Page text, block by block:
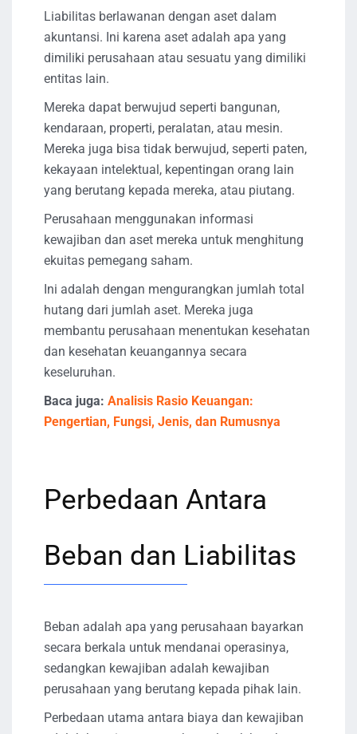
Liabilitas berlawanan dengan aset dalam
akuntansi. Ini karena aset adalah apa yang
dimiliki perusahaan atau sesuatu yang dimiliki
entitas lain.
Mereka dapat berwujud seperti bangunan,
kendaraan, properti, peralatan, atau mesin.
Mereka juga bisa tidak berwujud, seperti paten,
kekayaan intelektual, kepentingan orang lain
yang berutang kepada mereka, atau piutang.
Perusahaan menggunakan informasi
kewajiban dan aset mereka untuk menghitung
ekuitas pemegang saham.
Ini adalah dengan mengurangkan jumlah total
hutang dari jumlah aset. Mereka juga
membantu perusahaan menentukan kesehatan
dan kesehatan keuangannya secara
keseluruhan.
Baca juga: Analisis Rasio Keuangan:
Pengertian, Fungsi, Jenis, dan Rumusnya
Perbedaan Antara
Beban dan Liabilitas
Beban adalah apa yang perusahaan bayarkan
secara berkala untuk mendanai operasinya,
sedangkan kewajiban adalah kewajiban
perusahaan yang berutang kepada pihak lain.
Perbedaan utama antara biaya dan kewajiban